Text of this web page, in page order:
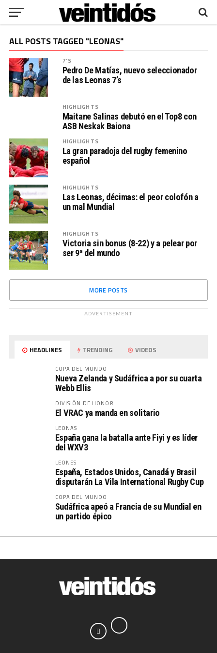
ALL POSTS TAGGED "LEONAS"
7'S
Pedro De Matías, nuevo seleccionador
de las Leonas 7’s
HIGHLIGHTS
Maitane Salinas debutó en el Top8 con
ASB Neskak Baiona
HIGHLIGHTS
La gran paradoja del rugby femenino
español
HIGHLIGHTS
Las Leonas, décimas: el peor colofón a
un mal Mundial
HIGHLIGHTS
Victoria sin bonus (8-22) y a pelear por
ser 9ª del mundo
MORE POSTS
ADVERTISEMENT
HEADLINES TRENDING VIDEOS
COPA DEL MUNDO
Nueva Zelanda y Sudáfrica a por su cuarta
Webb Ellis
DIVISIÓN DE HONOR
El VRAC ya manda en solitario
LEONAS
España gana la batalla ante Fiyi y es líder
del WXV3
LEONES
España, Estados Unidos, Canadá y Brasil
disputarán La Vila International Rugby Cup
COPA DEL MUNDO
Sudáfrica apeó a Francia de su Mundial en
un partido épico